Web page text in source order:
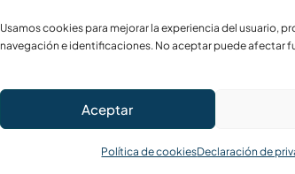
Usamos cookies para mejorar la experiencia del usuario,
navegación e identificaciones. No aceptar puede afectar
Aceptar
Política de cookiesDeclaración de